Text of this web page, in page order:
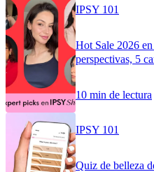
IPSY 101
Hot Sale 2026
perspectivas, 5
10 min de lectura
IPSY 101
Quiz de belleza